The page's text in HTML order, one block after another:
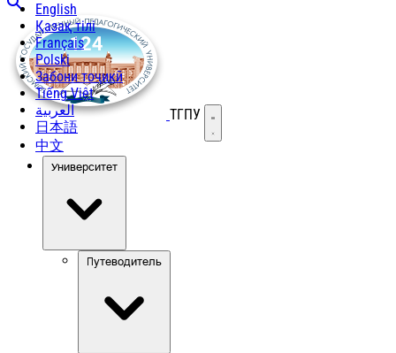
English
Қазақ тілі
Français
Polski
Забони тоҷикӣ
Tiếng Việt
العربية
日本語
中文
ТГПУ Открыть меню
Университет
Путеводитель